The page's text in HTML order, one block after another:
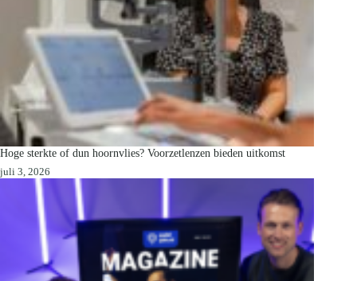
Hoge sterkte of dun hoornvlies? Voorzetlenzen bieden uitkomst
juli 3, 2026